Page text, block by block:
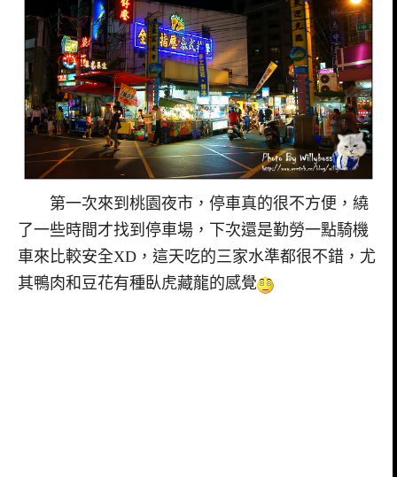
第一次來到桃園夜市，停車真的很不方便，繞
了一些時間才找到停車場，下次還是勤勞一點騎機
車來比較安全XD，這天吃的三家水準都很不錯，尤
其鴨肉和豆花有種臥虎藏龍的感覺